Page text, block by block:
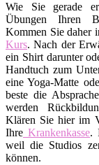
Wie Sie gerade
Übungen Ihren
Kommen Sie daher
Kurs. Nach der
ein Shirt darunter
Handtuch zum
eine Yoga-Matte
beste die
werden
Klären Sie hier im
Ihre Krankenkasse.
weil die Studios
können.